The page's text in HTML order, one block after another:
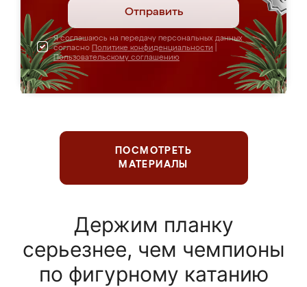
Отправить
Я соглашаюсь на передачу персональных данных
согласно Политике конфиденциальности
Пользовательскому соглашению
ПОСМОТРЕТЬ
МАТЕРИАЛЫ
Держим планку
серьезнее, чем чемпионы
по фигурному катанию